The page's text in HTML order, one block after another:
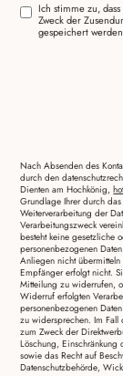
Ich stimme zu,
Zweck der
gespeichert
Nach Absenden des
durch den
Dienten am Hochkönig,
Grundlage Ihrer durch
Weiterverarbeitung der
Verarbeitungszweck
besteht keine gesetzliche
personenbezogenen
Anliegen nicht
Empfänger erfolgt nicht.
Mitteilung zu widerrufen,
Widerruf erfolgten
personenbezogenen
zu widersprechen. Im Fall
zum Zweck der
Löschung, Einschränkung
sowie das Recht auf
Datenschutzbehörde,